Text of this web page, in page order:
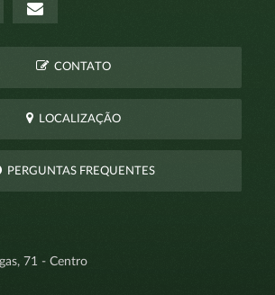
CONTATO
LOCALIZAÇÃO
PERGUNTAS FREQUENTES
71 - Centro